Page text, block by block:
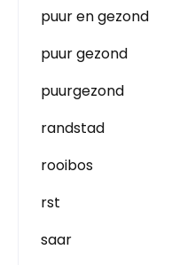
puur en gezond
puur gezond
puurgezond
randstad
rooibos
rst
saar